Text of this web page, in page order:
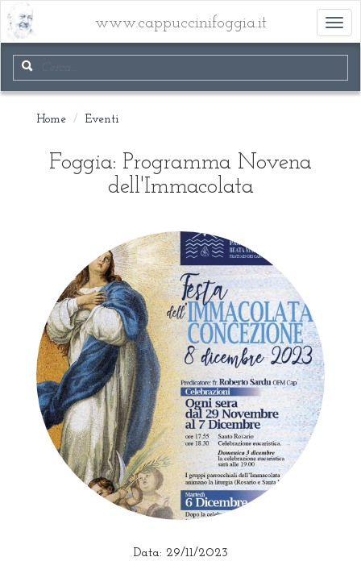
www.cappuccinifoggia.it
Home Eventi
Foggia: Programma Novena
dell'Immacolata
Data: 29/11/2023